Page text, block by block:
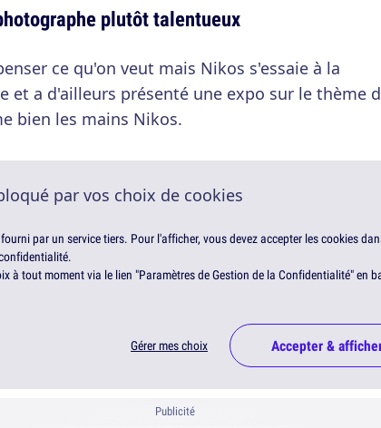
plutôt talentueux
ce qu'on veut mais Nikos s'essaie à la
et a d'ailleurs présenté une expo sur le thème
bien les mains Nikos.
par vos choix de cookies
par un service tiers. Pour l'afficher, vous devez accepter les cookies
à tout moment via le lien "Paramètres de Gestion de la Confidentialité" en
Gérer mes choix Accepter &
Publicité